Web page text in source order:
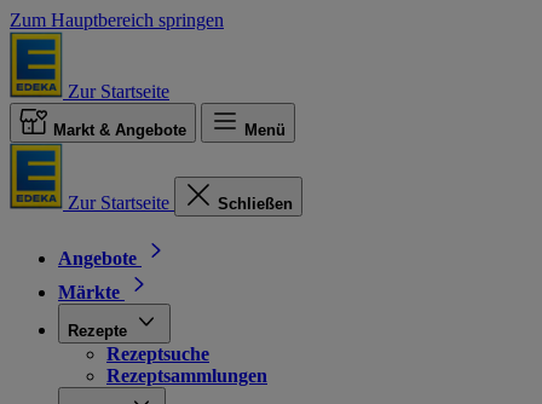
Zum Hauptbereich springen
Zur Startseite
Markt & Angebote Menü
Zur Startseite Schließen
Angebote
Märkte
Rezepte
Rezeptsuche
Rezeptsammlungen